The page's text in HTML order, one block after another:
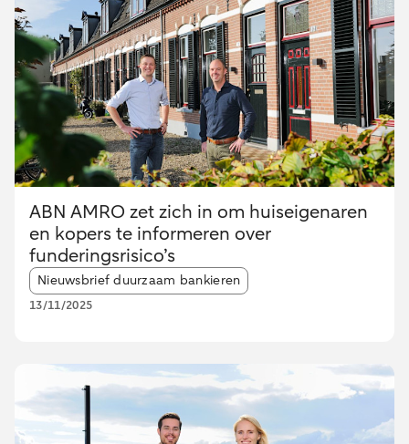
ABN AMRO zet zich in om huiseigenaren
en kopers te informeren over
funderingsrisico’s
Article tags:
Nieuwsbrief duurzaam bankieren
13/11/2025